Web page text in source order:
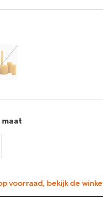
maat
voorraad, bekijk de